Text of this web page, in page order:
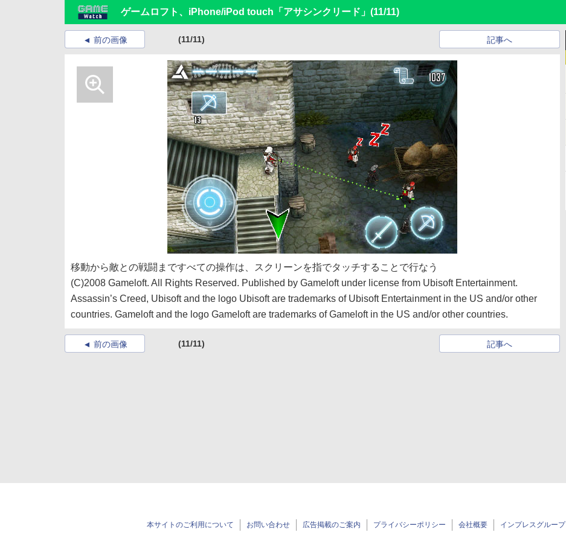
ゲームロフト、iPhone/iPod touch「アサシンクリード」 (11/11)
前の画像 (11/11) 記事へ
移動から敵との戦闘まですべての操作は、スクリーンを指でタッチすることで行なう
(C)2008 Gameloft. All Rights Reserved. Published by Gameloft under license from Ubisoft Entertainment.
Assassin’s Creed, Ubisoft and the logo Ubisoft are trademarks of Ubisoft Entertainment in the US and/or other
countries. Gameloft and the logo Gameloft are trademarks of Gameloft in the US and/or other countries.
前の画像 (11/11) 記事へ
本サイトのご利用について お問い合わせ 広告掲載のご案内 プライバシーポリシー 会社概要 インプレスグループ